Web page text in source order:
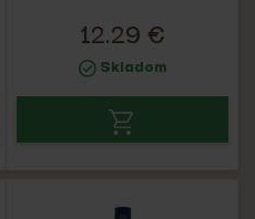
12.29 €
Skladom